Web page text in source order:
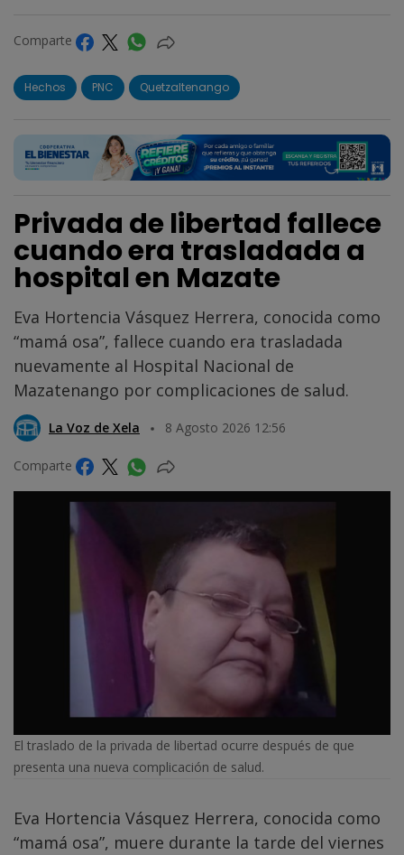
Comparte
Hechos PNC Quetzaltenango
Privada de libertad fallece
cuando era trasladada a
hospital en Mazate
Eva Hortencia Vásquez Herrera, conocida como
“mamá osa”, fallece cuando era trasladada
nuevamente al Hospital Nacional de
Mazatenango por complicaciones de salud.
La Voz de Xela 8 Agosto 2026 12:56
Comparte
El traslado de la privada de libertad ocurre después de que
presenta una nueva complicación de salud.
Eva Hortencia Vásquez Herrera, conocida como
“mamá osa”, muere durante la tarde del viernes